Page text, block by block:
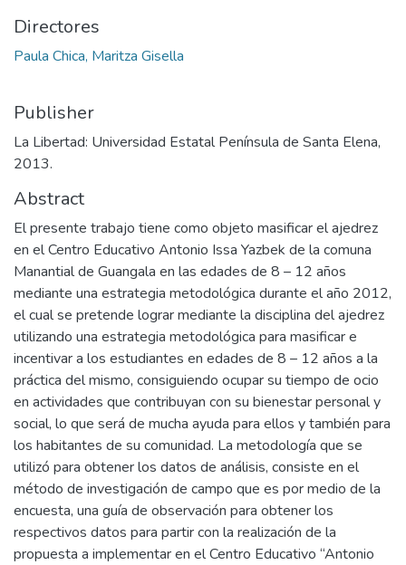
Directores
Paula Chica, Maritza Gisella
Publisher
La Libertad: Universidad Estatal Península de Santa Elena,
2013.
Abstract
El presente trabajo tiene como objeto masificar el ajedrez
en el Centro Educativo Antonio Issa Yazbek de la comuna
Manantial de Guangala en las edades de 8 – 12 años
mediante una estrategia metodológica durante el año 2012,
el cual se pretende lograr mediante la disciplina del ajedrez
utilizando una estrategia metodológica para masificar e
incentivar a los estudiantes en edades de 8 – 12 años a la
práctica del mismo, consiguiendo ocupar su tiempo de ocio
en actividades que contribuyan con su bienestar personal y
social, lo que será de mucha ayuda para ellos y también para
los habitantes de su comunidad. La metodología que se
utilizó para obtener los datos de análisis, consiste en el
método de investigación de campo que es por medio de la
encuesta, una guía de observación para obtener los
respectivos datos para partir con la realización de la
propuesta a implementar en el Centro Educativo “Antonio